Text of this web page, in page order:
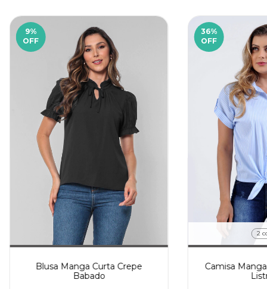
9%
OFF
Blusa Manga Curta Crepe
Babado
36%
OFF
2
Camisa